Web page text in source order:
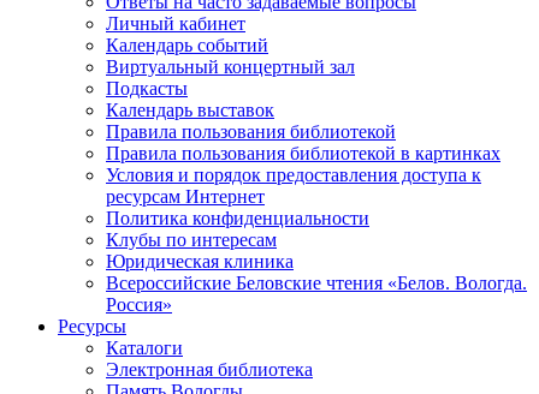
Личный кабинет
Календарь событий
Виртуальный концертный зал
Подкасты
Календарь выставок
Правила пользования библиотекой
Правила пользования библиотекой в картинках
Условия и порядок предоставления доступа к
ресурсам Интернет
Политика конфиденциальности
Клубы по интересам
Юридическая клиника
Всероссийские Беловские чтения «Белов. Вологда.
Россия»
Ресурсы
Каталоги
Электронная библиотека